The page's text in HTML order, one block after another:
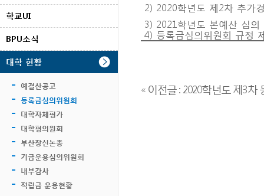
학교UI
BPU소식
대학 현황
예결산공고
등록금심의위원회
대학자체평가
대학평의원회
부산장신논총
기금운용심의위원회
내부감사
적립금 운용현황
2) 2020학년도 제2차 추가
3) 2021학년도 본예산 심의
4) 등록금심의위원회 규정
« 이전글 : 2020학년도 제3